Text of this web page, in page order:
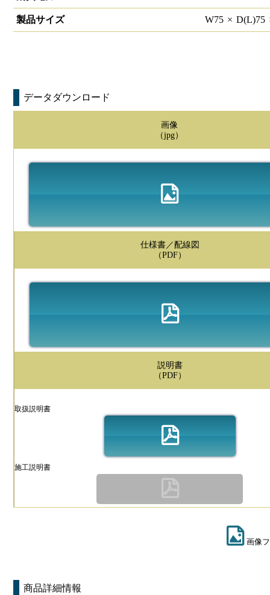
製品サイズ W75 × D(L)75
データダウンロード
画像
（jpg）
仕様書／配線図
（PDF）
説明書
（PDF）
取扱説明書
施工説明書
画像
商品詳細情報